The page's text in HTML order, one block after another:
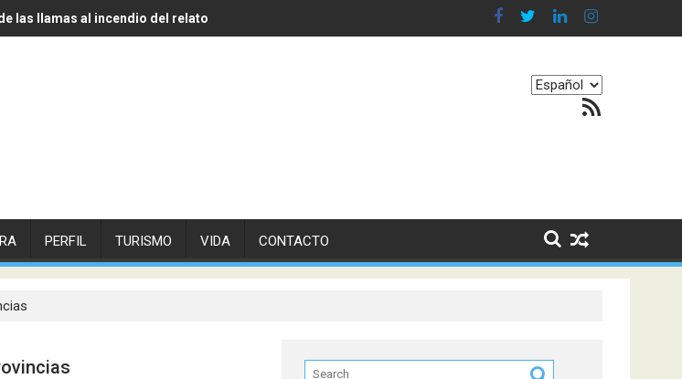
las llamas al incendio del relato
explica cómo las olas de calor influyen en nuestro equilibrio emocional
Elegir
Feed RSS
PERFIL TURISMO VIDA CONTACTO